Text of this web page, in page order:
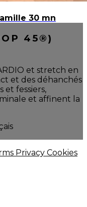
30 mn
45®)
et stretch en
et des déhanchés
et fessiers,
et affinent la
Privacy Cookies